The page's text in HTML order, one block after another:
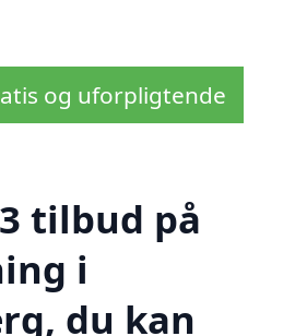
og uforpligtende
tilbud på
i
du kan